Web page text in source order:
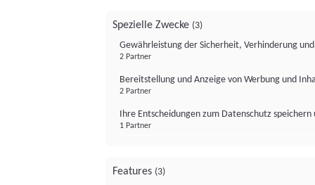
Spezielle Zwecke (3)
Gewährleistung der Sicherheit, Verhinderung
2 Partner
Bereitstellung und Anzeige von Werbung und
2 Partner
Ihre Entscheidungen zum Datenschutz
1 Partner
Features (3)